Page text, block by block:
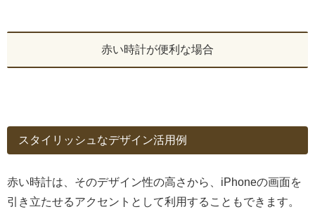
赤い時計が便利な場合
スタイリッシュなデザイン活用例
赤い時計は、そのデザイン性の高さから、iPhoneの画面を
引き立たせるアクセントとして利用することもできます。